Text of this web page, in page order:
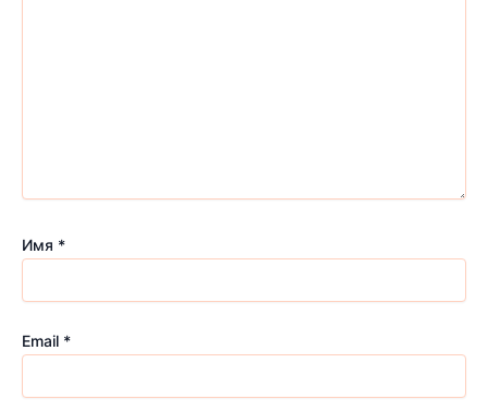
Имя *
Email *